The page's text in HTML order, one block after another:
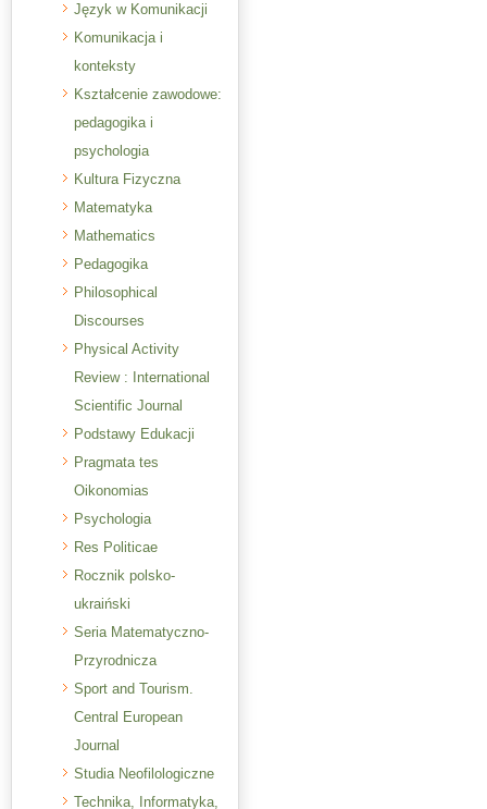
Język w Komunikacji
Komunikacja i
konteksty
Kształcenie zawodowe:
pedagogika i
psychologia
Kultura Fizyczna
Matematyka
Mathematics
Pedagogika
Philosophical
Discourses
Physical Activity
Review : International
Scientific Journal
Podstawy Edukacji
Pragmata tes
Oikonomias
Psychologia
Res Politicae
Rocznik polsko-
ukraiński
Seria Matematyczno-
Przyrodnicza
Sport and Tourism.
Central European
Journal
Studia Neofilologiczne
Technika, Informatyka,